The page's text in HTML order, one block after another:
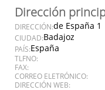
Dirección
DIRECCIÓN:de España 1
CIUDAD:Badajoz
PAÍS:España
TLFNO:
FAX:
CORREO ELETRÓNICO:
DIRECCIÓN WEB: